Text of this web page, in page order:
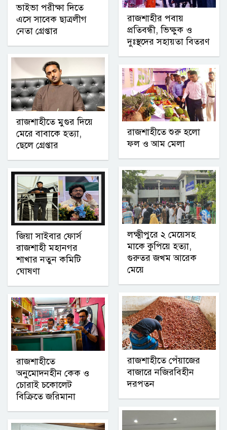
ভাইভা পরীক্ষা দিতে
এসে সাবেক ছাত্রলীগ
নেতা গ্রেপ্তার
রাজশাহীতে মুগুর দিয়ে
মেরে বাবাকে হত্যা,
ছেলে গ্রেপ্তার
জিয়া সাইবার ফোর্স
রাজশাহী মহানগর
শাখার নতুন কমিটি
ঘোষণা
রাজশাহীতে
অনুমোদনহীন কেক ও
চোরাই চকোলেট
বিক্রিতে জরিমানা
রাজশাহীর পবায়
প্রতিবন্ধী, ভিক্ষুক ও
দুঃস্থদের সহায়তা বিতরণ
রাজশাহীতে শুরু হলো
ফল ও আম মেলা
লক্ষ্মীপুরে ২ মেয়েসহ
মাকে কুপিয়ে হত্যা,
গুরুতর জখম আরেক
মেয়ে
রাজশাহীতে পেঁয়াজের
বাজারে নজিরবিহীন
দরপতন